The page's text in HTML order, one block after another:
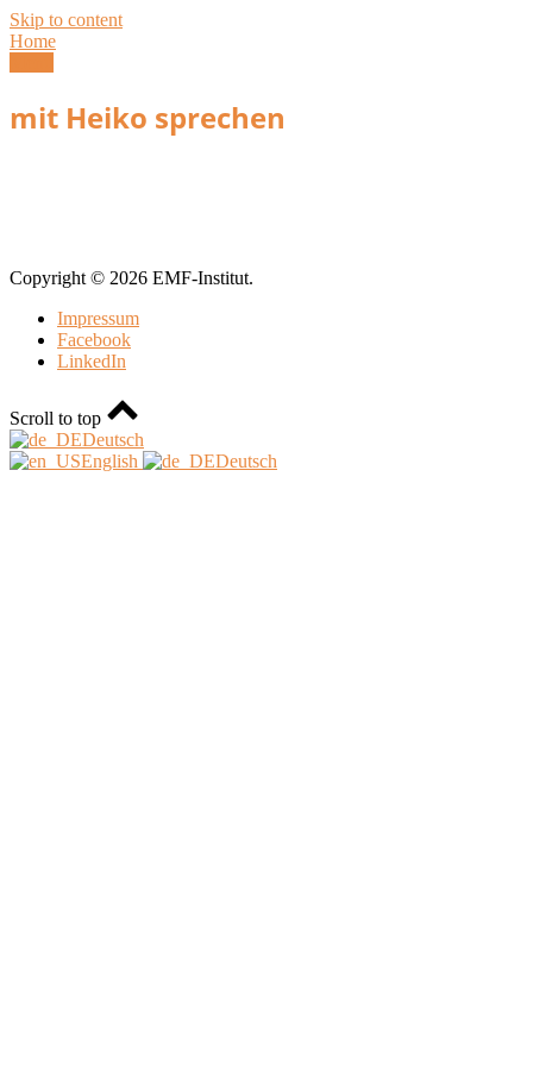
Skip to content
Home
mit Heiko sprechen
Copyright © 2026 EMF-Institut.
Impressum
Facebook
LinkedIn
Scroll to top
Deutsch
English
Deutsch